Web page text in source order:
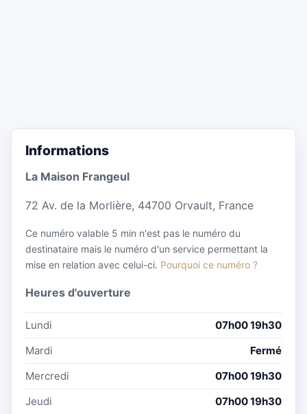
Informations
La Maison Frangeul
72 Av. de la Morlière, 44700 Orvault, France
Ce numéro valable 5 min n'est pas le numéro du
destinataire mais le numéro d'un service permettant la
mise en relation avec celui-ci. Pourquoi ce numéro ?
Heures d'ouverture
Lundi
07h00 19h30
Mardi
Fermé
Mercredi
07h00 19h30
Jeudi
07h00 19h30